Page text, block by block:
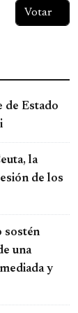
de Estado
la
de los
sostén
una
y